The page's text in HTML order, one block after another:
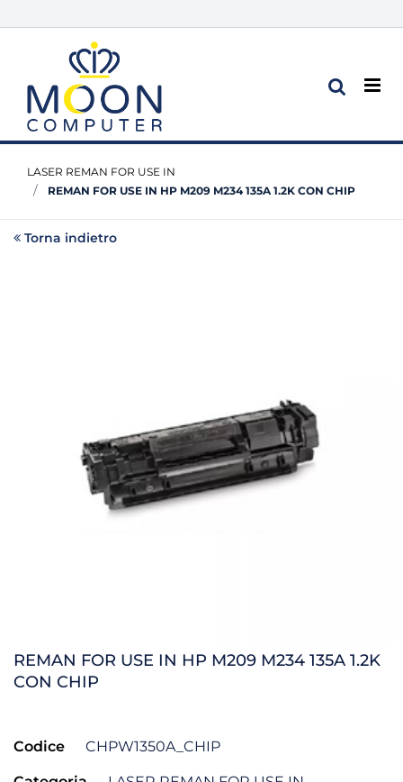
LASER REMAN FOR USE IN
REMAN FOR USE IN HP M209 M234 135A 1.2K CON CHIP
Torna indietro
REMAN FOR USE IN HP M209 M234 135A 1.2K
CON CHIP
Codice CHPW1350A_CHIP